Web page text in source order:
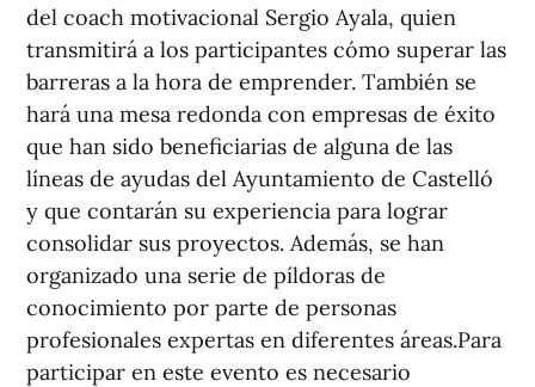
del coach motivacional Sergio Ayala, quien
transmitirá a los participantes cómo superar las
barreras a la hora de emprender. También se
hará una mesa redonda con empresas de éxito
que han sido beneficiarias de alguna de las
líneas de ayudas del Ayuntamiento de Castelló
y que contarán su experiencia para lograr
consolidar sus proyectos. Además, se han
organizado una serie de píldoras de
conocimiento por parte de personas
profesionales expertas en diferentes áreas.Para
participar en este evento es necesario